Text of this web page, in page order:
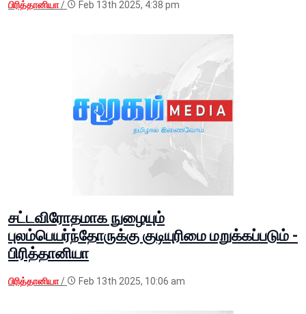
பிரித்தானியா/ Feb 13th 2025, 4:38 pm
சட்டவிரோதமாக நுழையும்
புலம்பெயர்ந்தோருக்கு குடியுரிமை மறுக்கப்படும் -
பிரித்தானியா
பிரித்தானியா/ Feb 13th 2025, 10:06 am